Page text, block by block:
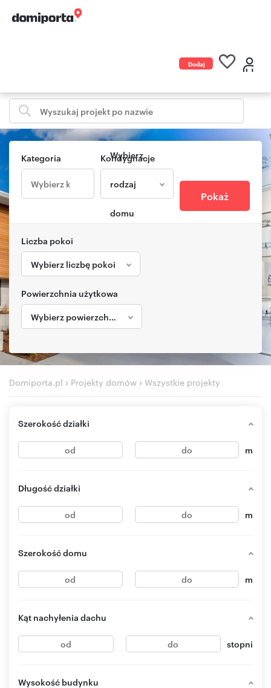
Dodaj
Kategoria Kondygnacje
Wybierz
rodzaj
domu
Pokaż
Liczba pokoi
Wybierz liczbę pokoi
Powierzchnia użytkowa
Wybierz powierzchnię
Domiporta.pl › Projekty domów › Wszystkie projekty
Szerokość działki
m
Długość działki
m
Szerokość domu
m
Kąt nachyłenia dachu
stopni
Wysokość budynku